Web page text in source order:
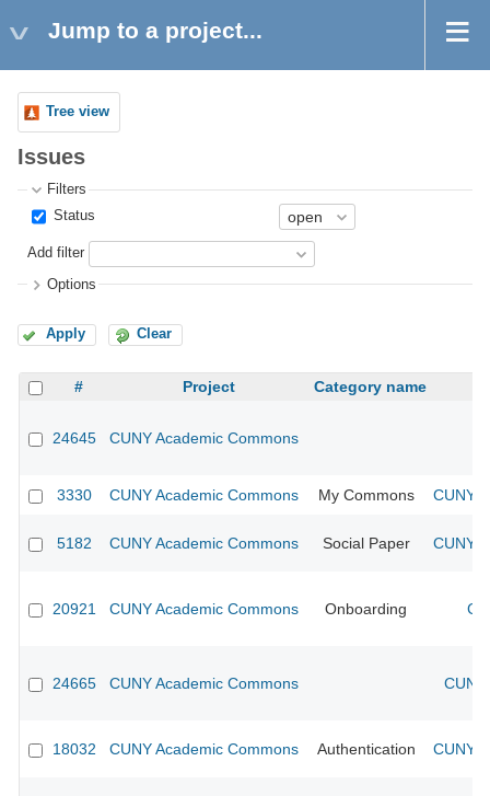
Jump to a project...
Tree view
Issues
Filters
Status
Add filter
Options
Apply Clear
# Project Category name
24645 CUNY Academic Commons
3330 CUNY Academic Commons My Commons CUNY
5182 CUNY Academic Commons Social Paper CUNY
20921 CUNY Academic Commons Onboarding
24665 CUNY Academic Commons
18032 CUNY Academic Commons Authentication CUNY